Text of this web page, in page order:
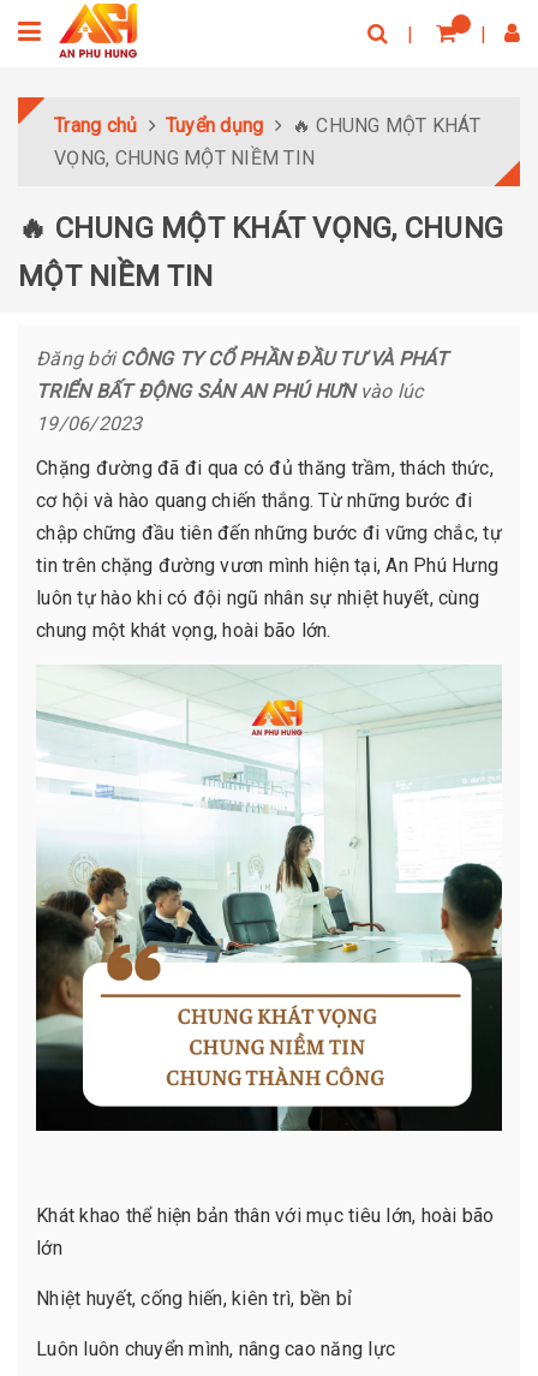
Trang chủ Tuyển dụng
🔥 CHUNG MỘT KHÁT
VỌNG, CHUNG MỘT NIỀM TIN
🔥 CHUNG MỘT KHÁT VỌNG, CHUNG
MỘT NIỀM TIN
Đăng bởi CÔNG TY CỔ PHẦN ĐẦU TƯ VÀ PHÁT
TRIỂN BẤT ĐỘNG SẢN AN PHÚ HƯNvào lúc
19/06/2023
Chặng đường đã đi qua có đủ thăng trầm, thách thức,
cơ hội và hào quang chiến thắng. Từ những bước đi
chập chững đầu tiên đến những bước đi vững chắc, tự
tin trên chặng đường vươn mình hiện tại, An Phú Hưng
luôn tự hào khi có đội ngũ nhân sự nhiệt huyết, cùng
chung một khát vọng, hoài bão lớn.
Khát khao thể hiện bản thân với mục tiêu lớn, hoài bão
lớn
Nhiệt huyết, cống hiến, kiên trì, bền bỉ
Luôn luôn chuyển mình, nâng cao năng lực